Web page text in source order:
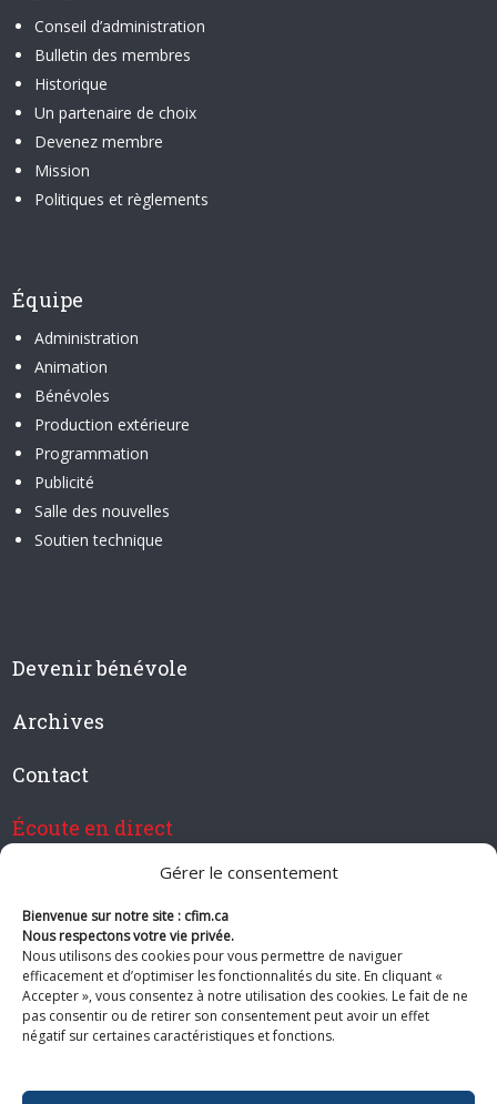
Gérer le consentement
Bienvenue sur notre site : cfim.ca
Nous respectons votre vie privée.
Nous utilisons des cookies pour vous permettre de naviguer
efficacement et d’optimiser les fonctionnalités du site. En cliquant «
Accepter », vous consentez à notre utilisation des cookies. Le fait de ne
pas consentir ou de retirer son consentement peut avoir un effet
négatif sur certaines caractéristiques et fonctions.
Conseil d’administration
Bulletin des membres
Historique
Un partenaire de choix
Devenez membre
Mission
Politiques et règlements
Équipe
Administration
Animation
Bénévoles
Production extérieure
Programmation
Publicité
Salle des nouvelles
Soutien technique
Devenir bénévole
Archives
Contact
Écoute en direct
Devenir membre de CFIM
Suivez-nous